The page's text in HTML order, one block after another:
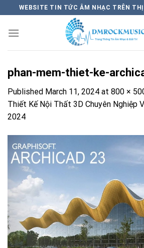
content
WEBSITE TIN TỨC ÂM NHẠC TRÊN
phan-mem-thiet-ke-
Published March 11, 2024 at 800 ×
Thiết Kế Nội Thất 3D Chuyên Nghiệp
2024